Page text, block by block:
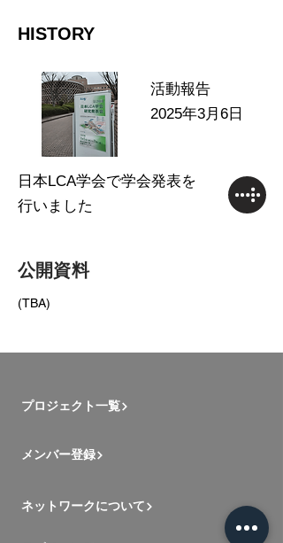
HISTORY
活動報告
2025年3月6日
日本LCA学会で学会発表を
行いました
公開資料
(TBA)
プロジェクト一覧
メンバー登録
ネットワークについて